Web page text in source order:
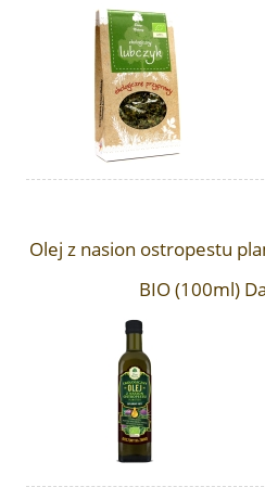
Olej z nasion ostropestu
BIO (100ml)